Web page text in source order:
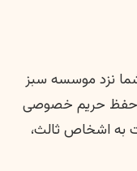
نزد موسسه سبز
حفظ حریم خصوصی
به اشخاص ثالث،